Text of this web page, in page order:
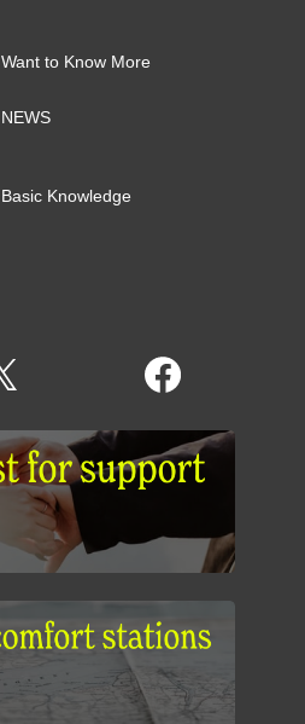
Want to Know More
NEWS
Basic Knowledge